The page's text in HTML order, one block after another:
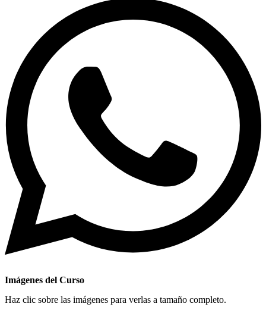
Imágenes del Curso
Haz clic sobre las imágenes para verlas a tamaño completo.